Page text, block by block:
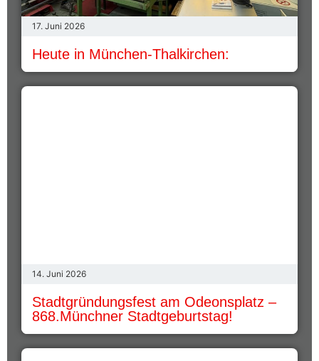
17. Juni 2026
Heute in München-Thalkirchen:
14. Juni 2026
Stadtgründungsfest am Odeonsplatz –
868.Münchner Stadtgeburtstag!